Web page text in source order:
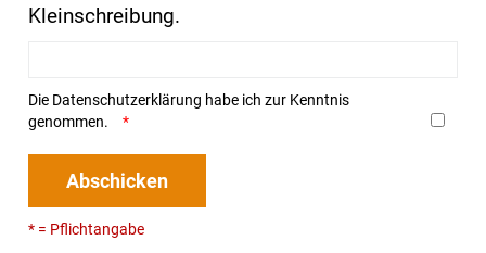
Kleinschreibung.
Die Datenschutzerklärung habe ich zur Kenntnis
genommen.
Abschicken
* = Pflichtangabe